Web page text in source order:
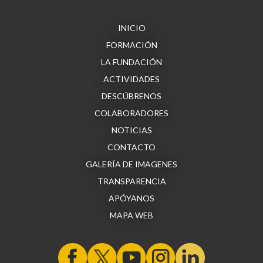
INICIO
FORMACIÓN
LA FUNDACIÓN
ACTIVIDADES
DESCÚBRENOS
COLABORADORES
NOTICIAS
CONTACTO
GALERÍA DE IMAGENES
TRANSPARENCIA
APÓYANOS
MAPA WEB